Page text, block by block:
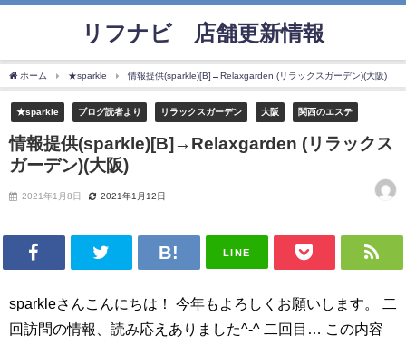
リフナビ®店舗更新情報
ホーム ★sparkle 情報提供(sparkle)[B]→Relaxgarden (リラックスガーデン)(大阪)
★sparkle ブログ読者より リラックスガーデン 大阪 関西のエステ
情報提供(sparkle)[B]→Relaxgarden (リラックス
ガーデン)(大阪)
2021年1月8日 2021年1月12日
LINE
sparkleさんこんにちは！ 今年もよろしくお願いします。 二
回訪問の情報、読み応えありました^-^ 二回目… この内容